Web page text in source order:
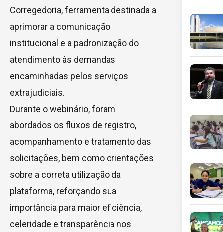
Corregedoria, ferramenta destinada a
aprimorar a comunicação
institucional e a padronização do
atendimento às demandas
encaminhadas pelos serviços
extrajudiciais.
Durante o webinário, foram
abordados os fluxos de registro,
acompanhamento e tratamento das
solicitações, bem como orientações
sobre a correta utilização da
plataforma, reforçando sua
importância para maior eficiência,
celeridade e transparência nos